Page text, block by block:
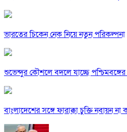
ভারতের চিকেন নেক নিয়ে নতুন পরিকল্পনা
শুভেন্দুর কৌশলে বদলে যাচ্ছে
বাংলাদেশের সঙ্গে ফারাক্কা চুক্তি নবায়ন